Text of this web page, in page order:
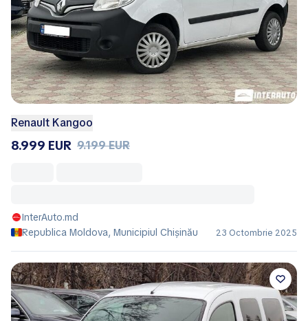
Renault Kangoo
8.999 EUR 9.199 EUR
InterAuto.md
Republica Moldova, Municipiul Chișinău
23 Octombrie 2025